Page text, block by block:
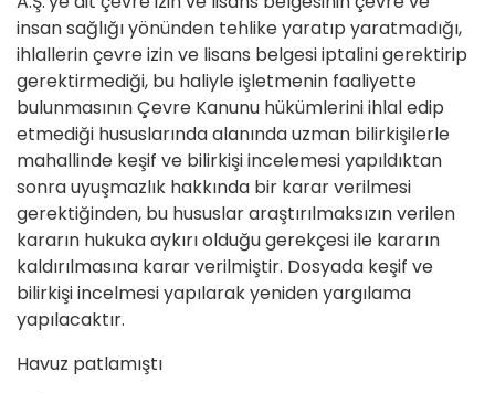
insan sağlığı yönünden tehlike yaratıp yaratmadığı,
ihlallerin çevre izin ve lisans belgesi iptalini gerektirip
gerektirmediği, bu haliyle işletmenin faaliyette
bulunmasının Çevre Kanunu hükümlerini ihlal edip
etmediği hususlarında alanında uzman bilirkişilerle
mahallinde keşif ve bilirkişi incelemesi yapıldıktan
sonra uyuşmazlık hakkında bir karar verilmesi
gerektiğinden, bu hususlar araştırılmaksızın verilen
kararın hukuka aykırı olduğu gerekçesi ile kararın
kaldırılmasına karar verilmiştir. Dosyada keşif ve
bilirkişi incelmesi yapılarak yeniden yargılama
yapılacaktır.
Havuz patlamıştı